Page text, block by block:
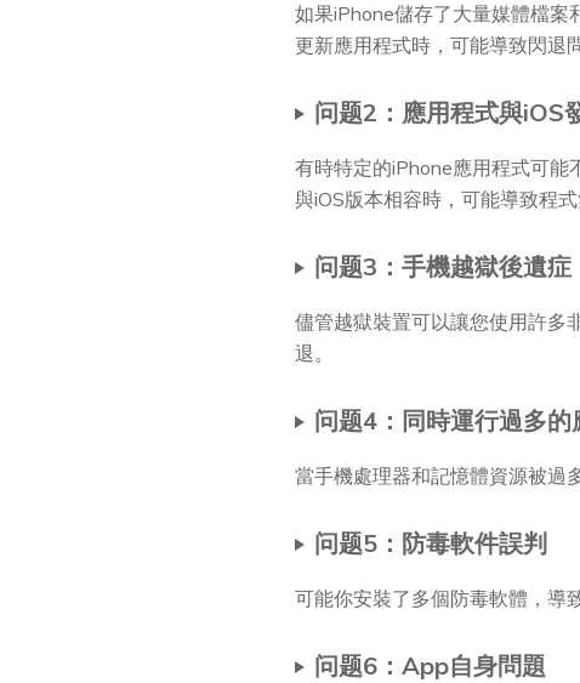
如果iPhone儲存了大量媒體檔案
更新應用程式時，可能導致閃退
问题2：應用程式與iOS
有時特定的iPhone應用程式可能
與iOS版本相容時，可能導致程
问题3：手機越獄後遺症
儘管越獄裝置可以讓您使用許多
退。
问题4：同時運行過多的
當手機處理器和記憶體資源被過
问题5：防毒軟件誤判
可能你安裝了多個防毒軟體，導
问题6：App自身問題